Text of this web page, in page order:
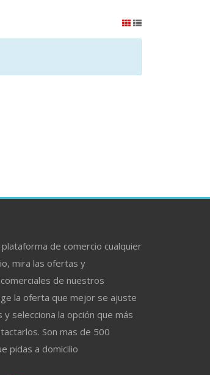
de comercio cualquier
mira las ofertas y
de nuestros
la oferta que mejor se ajuste
y selecciona la opción que más
Son mas de 500
pidas a domicilio